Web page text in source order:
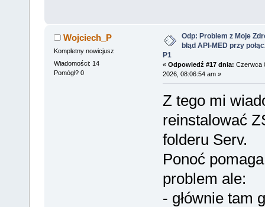
Wojciech_P
Kompletny nowicjusz
Wiadomości: 14
Pomógł? 0
Odp: Problem z Moje
błąd API-MED przy
P1
« Odpowiedź #17 dnia: Czerwca
2026, 08:06:54 am »
Z tego mi
reinstalować
folderu Serv.
Ponoć
problem ale:
- głównie tam